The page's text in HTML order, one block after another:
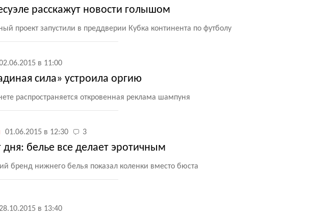
расскажут новости голышом
проект запустили в преддверии Кубка континента по футболу
в 11:00
сила» устроила оргию
распространяется откровенная реклама шампуня
01.06.2015 в 12:30 3
дня: белье все делает эротичным
бренд нижнего белья показал коленки вместо бюста
в 13:40